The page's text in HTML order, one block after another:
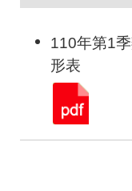
110年第1
形表